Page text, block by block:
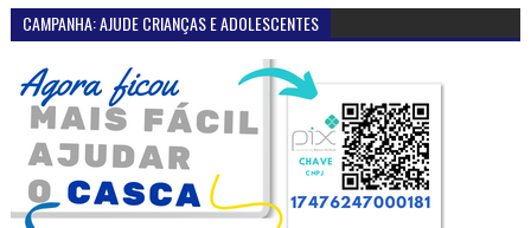
CAMPANHA: AJUDE CRIANÇAS E ADOLESCENTES